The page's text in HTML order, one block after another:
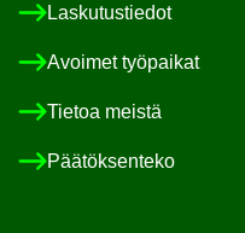
Las­ku­tus­tie­dot
Avoi­met työ­pai­kat
Tie­toa meis­tä
Pää­tök­sen­te­ko